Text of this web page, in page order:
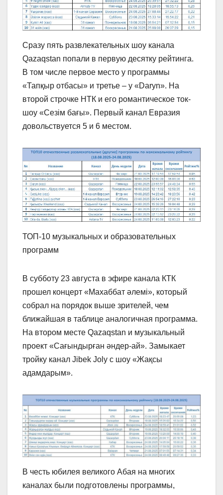
Сразу пять развлекательных шоу канала
Qazaqstan попали в первую десятку рейтинга.
В том числе первое место у программы
«Тапқыр отбасы» и третье – у «Daryn». На
второй строчке НТК и его романтическое ток-
шоу «Сезім бағы». Первый канал Евразия
довольствуется 5 и 6 местом.
ТОП-10 музыкальных и образовательных
программ
В субботу 23 августа в эфире канала КТК
прошел концерт «Махаббат әлемі», который
собрал на порядок выше зрителей, чем
ближайшая в таблице аналогичная программа.
На втором месте Qazaqstan и музыкальный
проект «Сағындырған әндер-ай». Замыкает
тройку канал Jibek Joly с шоу «Жақсы
адамдарым».
В честь юбилея великого Абая на многих
каналах были подготовлены программы,